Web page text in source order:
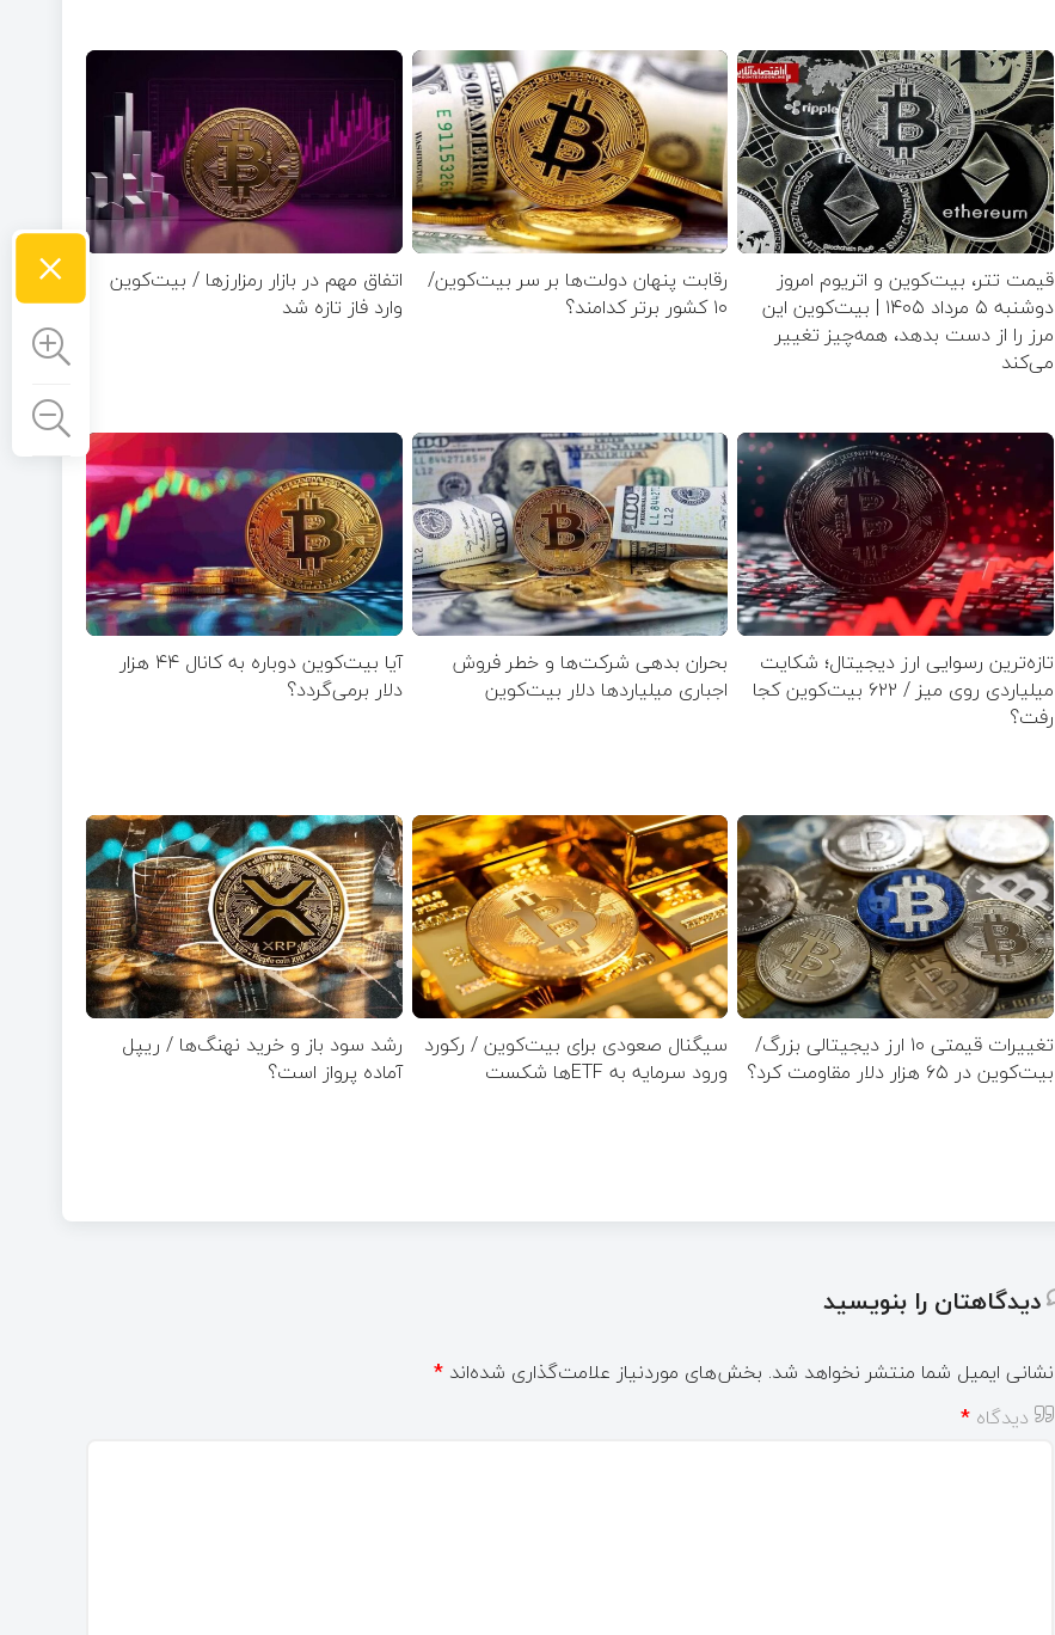
قیمت تتر، بیت‌کوین و اتریوم امروز
دوشنبه ۵ مرداد ۱۴۰۵ | بیت‌کوین این
مرز را از دست بدهد، همه‌چیز تغییر
می‌کند
رقابت پنهان دولت‌ها بر سر بیت‌کوین/
۱۰ کشور برتر کدامند؟
اتفاق مهم در بازار رمزارزها / بیت‌کوین
وارد فاز تازه شد
تازه‌ترین رسوایی ارز دیجیتال؛ شکایت
میلیاردی روی میز / ۶۲۲ بیت‌کوین کجا
رفت؟
بحران بدهی شرکت‌ها و خطر فروش
اجباری میلیاردها دلار بیت‌کوین
آیا بیت‌کوین دوباره به کانال ۴۴ هزار
دلار برمی‌گردد؟
تغییرات قیمتی ۱۰ ارز دیجیتالی بزرگ/
بیت‌کوین در ۶۵ هزار دلار مقاومت کرد؟
سیگنال صعودی برای بیت‌کوین / رکورد
ورود سرمایه به ETFها شکست
رشد سود باز و خرید نهنگ‌ها / ریپل
آماده پرواز است؟
دیدگاهتان را بنویسید
نشانی ایمیل شما منتشر نخواهد شد. بخش‌های موردنیاز علامت‌گذاری شده‌اند *
دیدگاه *
×